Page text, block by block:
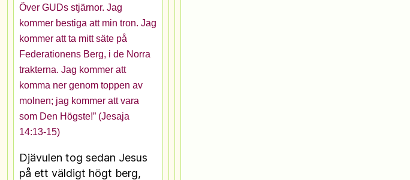
Över GUDs stjärnor. Jag
kommer bestiga att min tron. Jag
kommer att ta mitt säte på
Federationens Berg, i de Norra
trakterna. Jag kommer att
komma ner genom toppen av
molnen; jag kommer att vara
som Den Högste!” (Jesaja
14:13-15)
Djävulen tog sedan Jesus
på ett väldigt högt berg,